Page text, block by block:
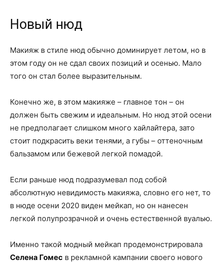
Новый нюд
Макияж в стиле нюд обычно доминирует летом, но в
этом году он не сдал своих позиций и осенью. Мало
того он стал более выразительным.
Конечно же, в этом макияже – главное тон – он
должен быть свежим и идеальным. Но нюд этой осени
не предполагает слишком много хайлайтера, зато
стоит подкрасить веки тенями, а губы – оттеночным
бальзамом или бежевой легкой помадой.
Если раньше нюд подразумевал под собой
абсолютную невидимость макияжа, словно его нет, то
в нюде осени 2020 виден мейкап, но он нанесен
легкой полупрозрачной и очень естественной вуалью.
Именно такой модный мейкап продемонстрировала
Селена Гомес в рекламной кампании своего нового